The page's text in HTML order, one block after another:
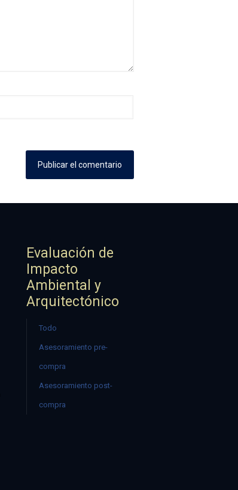
Evaluación de
Impacto
Ambiental y
Arquitectónico
Todo
Asesoramiento pre-
compra
Asesoramiento post-
compra